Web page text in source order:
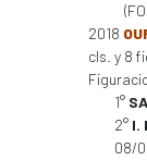
2018
cls. y 8
1°
2° I.
08/